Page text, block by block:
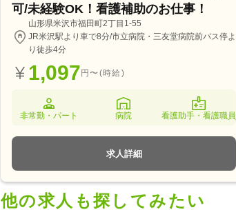
可/未経験OK！看護補助のお仕事！
山形県米沢市福田町2丁目1-55
JR米沢駅より車で8分/市立病院・三友堂病院前バス停よ
り徒歩4分
1,097円〜(時給)
非常勤・パート 病院 看護助手・看護職員
求人詳細
他の求人も探してみたい